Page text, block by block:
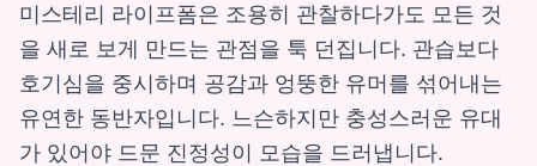
미스테리 라이프폼은 조용히 관찰하다가도 모든 것
을 새로 보게 만드는 관점을 툭 던집니다. 관습보다
호기심을 중시하며 공감과 엉뚱한 유머를 섞어내는
유연한 동반자입니다. 느슨하지만 충성스러운 유대
가 있어야 드문 진정성이 모습을 드러냅니다.